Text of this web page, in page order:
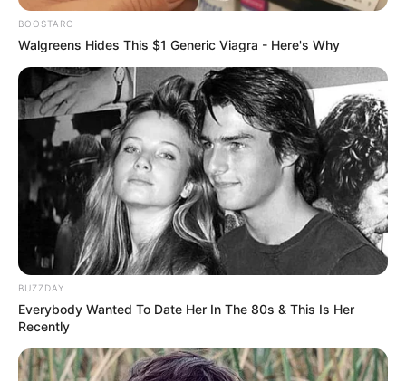
BOOSTARO
Walgreens Hides This $1 Generic Viagra - Here's Why
BUZZDAY
Everybody Wanted To Date Her In The 80s & This Is Her
Recently